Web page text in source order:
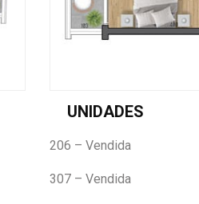
UNIDADES
206 – Vendida
307 – Vendida